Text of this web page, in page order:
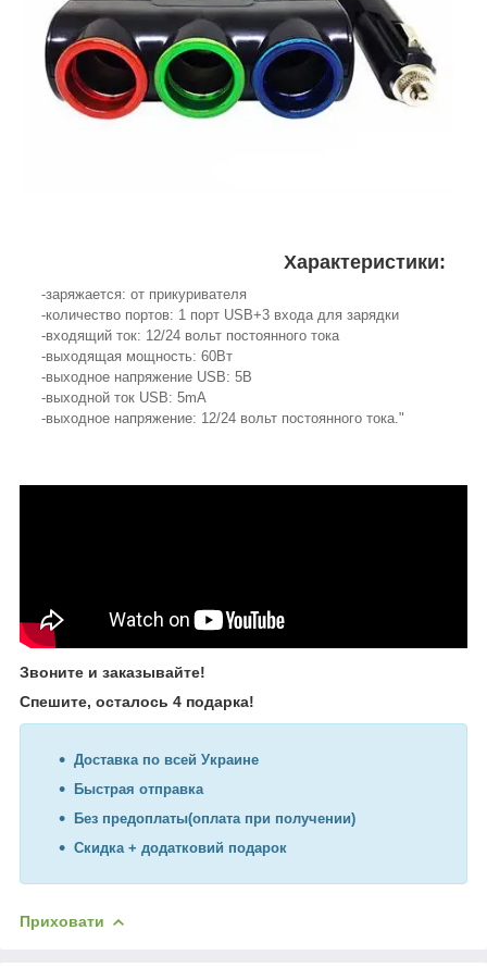
Характеристики:
-заряжается: от прикуривателя
-количество портов: 1 порт USB+3 входа для зарядки
-входящий ток: 12/24 вольт постоянного тока
-выходящая мощность: 60Вт
-выходное напряжение USB: 5В
-выходной ток USB: 5mA
-выходное напряжение: 12/24 вольт постоянного тока."
Звоните и заказывайте!
Спешите, осталось 4 подарка!
Доставка по всей Украине
Быстрая отправка
Без предоплаты(оплата при получении)
Скидка + додатковий подарок
Приховати